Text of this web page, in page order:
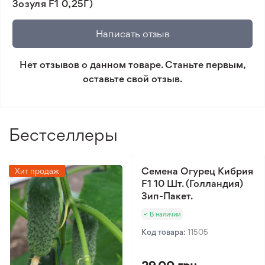
🛡️ Защита покупок. Возврат средств за товар,
который не соответствует ожиданиям. Согласно
условиям возврата.
Минимальный заказ 300 грн.
Зозуля F1 0,25Г)
Написать отзыв
Нет отзывов о данном товаре. Станьте первым,
оставьте свой отзыв.
Бестселлеры
Хит продаж
Семена Огурец Кибрия
F1 10 Шт. (Голландия)
Зип-Пакет.
В наличии
Код товара: 11505